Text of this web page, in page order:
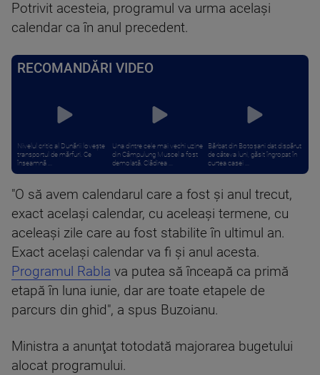
Potrivit acesteia, programul va urma acelaşi
calendar ca în anul precedent.
RECOMANDĂRI VIDEO
Nivelul critic al Dunării lovește
transportul de mărfuri. Ce
înseamnă ...
Una dintre cele mai vechi uzine
din Câmpulung Muscel a fost
demolată. Clădirea ...
Bărbat din Botoșani dat dispărut
de câteva luni, găsit îngropat în
curtea casei ...
"O să avem calendarul care a fost şi anul trecut,
exact acelaşi calendar, cu aceleaşi termene, cu
aceleaşi zile care au fost stabilite în ultimul an.
Exact acelaşi calendar va fi şi anul acesta.
Programul Rabla va putea să înceapă ca primă
etapă în luna iunie, dar are toate etapele de
parcurs din ghid", a spus Buzoianu.
Ministra a anunţat totodată majorarea bugetului
alocat programului.